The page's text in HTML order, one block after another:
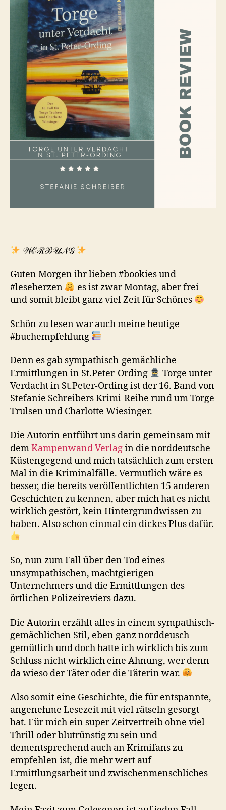
𝒲ℰℛℬ𝒰𝒩𝒢
Guten Morgen ihr lieben #bookies und
#leseherzen
es ist zwar Montag, aber frei
und somit bleibt ganz viel Zeit für Schönes
Schön zu lesen war auch meine heutige
#buchempfehlung
Denn es gab sympathisch-gemächliche
Ermittlungen in St.Peter-Ording
Torge unter
Verdacht in St.Peter-Ording ist der 16. Band von
Stefanie Schreibers Krimi-Reihe rund um Torge
Trulsen und Charlotte Wiesinger.
Die Autorin entführt uns darin gemeinsam mit
demKampenwand Verlagin die norddeutsche
Küstengegend und mich tatsächlich zum ersten
Mal in die Kriminalfälle. Vermutlich wäre es
besser, die bereits veröffentlichten 15 anderen
Geschichten zu kennen, aber mich hat es nicht
wirklich gestört, kein Hintergrundwissen zu
haben. Also schon einmal ein dickes Plus dafür.
So, nun zum Fall über den Tod eines
unsympathischen, machtgierigen
Unternehmers und die Ermittlungen des
örtlichen Polizeireviers dazu.
Die Autorin erzählt alles in einem sympathisch-
gemächlichen Stil, eben ganz norddeusch-
gemütlich und doch hatte ich wirklich bis zum
Schluss nicht wirklich eine Ahnung, wer denn
da wieso der Täter oder die Täterin war.
Also somit eine Geschichte, die für entspannte,
angenehme Lesezeit mit viel rätseln gesorgt
hat. Für mich ein super Zeitvertreib ohne viel
Thrill oder blutrünstig zu sein und
dementsprechend auch an Krimifans zu
empfehlen ist, die mehr wert auf
Ermittlungsarbeit und zwischenmenschliches
legen.